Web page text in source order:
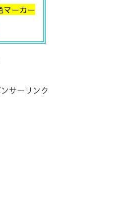
マーカー
サーリンク